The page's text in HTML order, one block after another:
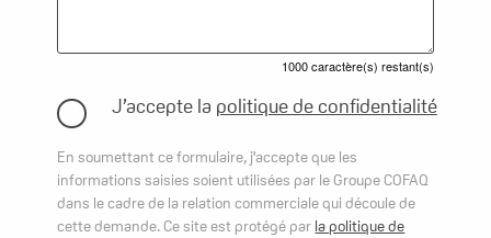
1000caractère(s) restant(s)
J’accepte la politique de confidentialité
En soumettant ce formulaire, j'accepte que les
informations saisies soient utilisées par le Groupe COFAQ
dans le cadre de la relation commerciale qui découle de
cette demande. Ce site est protégé par la politique de